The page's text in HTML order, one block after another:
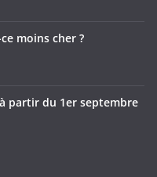
moins cher ?
partir du 1er septembre